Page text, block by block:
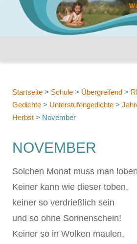
Startseite > Schule > Übergreifend >
Gedichte > Unterstufengedichte >
Herbst > November
NOVEMBER
Solchen Monat muss man
Keiner kann wie dieser toben,
keiner so verdrießlich sein
und so ohne Sonnenschein!
Keiner so in Wolken maulen,